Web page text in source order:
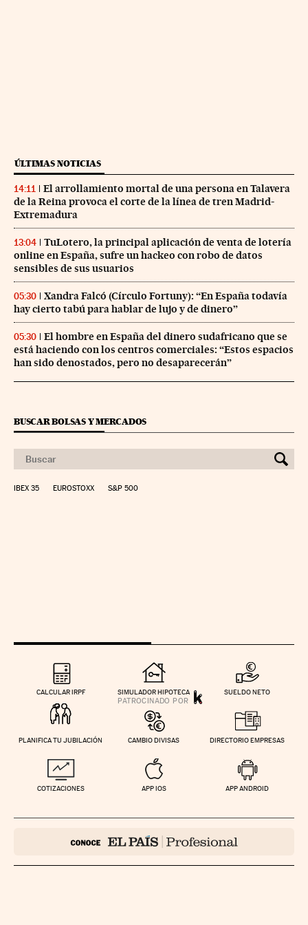
ÚLTIMAS NOTICIAS
14:11
El arrollamiento mortal de una persona en Talavera
de la Reina provoca el corte de la línea de tren Madrid-
Extremadura
13:04
TuLotero, la principal aplicación de venta de lotería
online en España, sufre un hackeo con robo de datos
sensibles de sus usuarios
05:30
Xandra Falcó (Círculo Fortuny): “En España todavía
hay cierto tabú para hablar de lujo y de dinero”
05:30
El hombre en España del dinero sudafricano que se
está haciendo con los centros comerciales: “Estos espacios
han sido denostados, pero no desaparecerán”
BUSCAR BOLSAS Y MERCADOS
IBEX 35 EUROSTOXX S&P 500
CALCULAR IRPF SIMULADOR HIPOTECA SUELDO NETO
PLANIFICA TU JUBILACIÓN CAMBIO DIVISAS DIRECTORIO EMPRESAS
COTIZACIONES APP IOS APP ANDROID